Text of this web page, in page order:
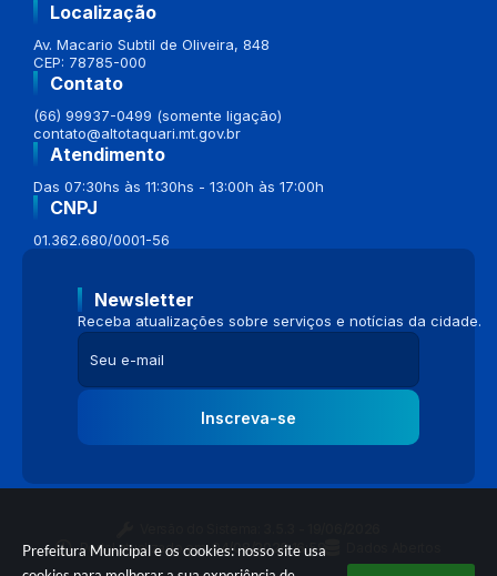
Prefeitura Municipal e os cookies: nosso site usa
Localização
Av. Macario Subtil de Oliveira, 848
CEP: 78785-000
Contato
(66) 99937-0499 (somente ligação)
contato@altotaquari.mt.gov.br
Atendimento
Das 07:30hs às 11:30hs - 13:00h às 17:00h
CNPJ
01.362.680/0001-56
Newsletter
Receba atualizações sobre serviços e notícias da cidade.
Inscreva-se
Portal atualizado em:04/08/2026 16:58